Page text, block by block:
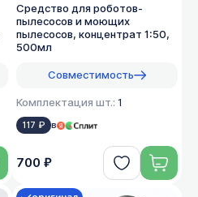
Средство для роботов-
пылесосов и моющих
пылесосов, концентрат 1:50,
500мл
Совместимость
Комплектация шт.: 1
117 ₽ в
700 ₽